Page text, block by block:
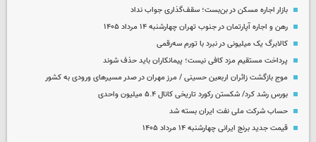
بازار اجاره مسکن در بن‌بست؛ سقف‌گذاری جواب نداد
رهن و اجاره آپارتمان در جنوب تهران چهارشنبه ۱۴ مرداد ۱۴۰۵
کالابرگ یک میلیونی در نبرد با تورم سه‌رقمی
پرداخت مستقیم مزد کافی نیست؛ پیمانکاران باید حذف شوند
موج بازگشت زائران اربعین حسینی / مرز مهران در صدر مسیرهای ورودی به کشور
بورس رشد کرد/ شکستن رکورد تاریخی کانال ۵.۴ میلیون واحدی
حساب‌ شرکت ملی نفت ایران بسته شد
قیمت جدید برنج ایرانی چهارشنبه ۱۴ مرداد ۱۴۰۵